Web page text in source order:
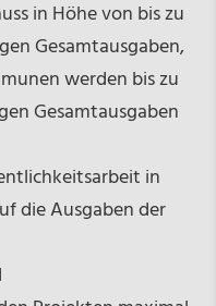
in Höhe von bis zu
Gesamtausgaben,
werden bis zu
Gesamtausgaben
in
die Ausgaben der